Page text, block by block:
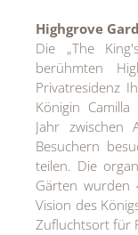
Highgrove
Die „The
berühmten
Privatresidenz
Königin
Jahr
Besuchern
teilen. Die
Gärten wurden
Vision des
Zufluchtsort für